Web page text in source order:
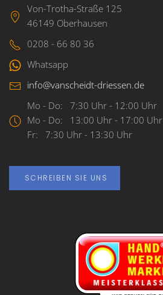
Von-Trotha-Straße 125
46149 Oberhausen
0208 - 66 80 36
Whatsapp
info@vanscheidt-driessen.de
Mo - Do: 7:30 Uhr - 12:00 Uhr
Mo - Do: 13:00 Uhr - 17:00 Uhr
Fr: 7:30 Uhr - 13:30 Uhr
SCHREIBEN SIE UNS